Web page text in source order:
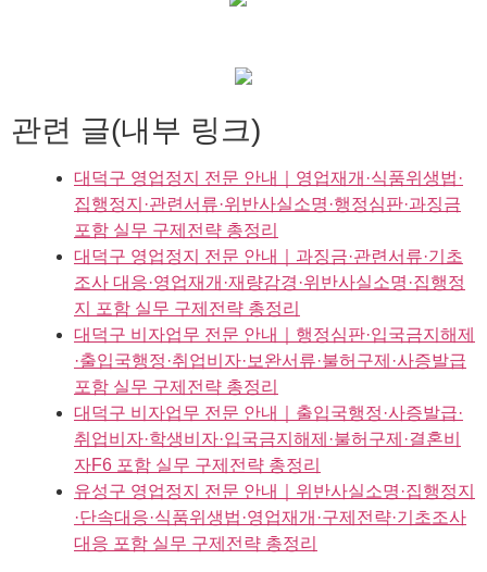
관련 글(내부 링크)
대덕구 영업정지 전문 안내｜영업재개·식품위생법·
집행정지·관련서류·위반사실소명·행정심판·과징금
포함 실무 구제전략 총정리
대덕구 영업정지 전문 안내｜과징금·관련서류·기초
조사 대응·영업재개·재량감경·위반사실소명·집행정
지 포함 실무 구제전략 총정리
대덕구 비자업무 전문 안내｜행정심판·입국금지해제
·출입국행정·취업비자·보완서류·불허구제·사증발급
포함 실무 구제전략 총정리
대덕구 비자업무 전문 안내｜출입국행정·사증발급·
취업비자·학생비자·입국금지해제·불허구제·결혼비
자F6 포함 실무 구제전략 총정리
유성구 영업정지 전문 안내｜위반사실소명·집행정지
·단속대응·식품위생법·영업재개·구제전략·기초조사
대응 포함 실무 구제전략 총정리